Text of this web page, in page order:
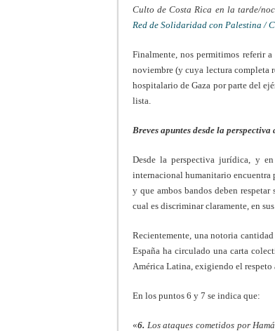
Culto de Costa Rica en la tarde/
Red de Solidaridad con Palestina /
Finalmente, nos permitimos referir
noviembre (y cuya lectura completa
hospitalario de Gaza por parte del
lista.
Breves apuntes desde la
Desde la perspectiva jurídica, y
internacional humanitario encuentra
y que ambos bandos deben
cual es discriminar claramente, en
Recientemente, una notoria
España ha circulado una carta
América Latina, exigiendo el respeto
En los puntos 6 y 7 se indica que:
«6. Los ataques cometidos por